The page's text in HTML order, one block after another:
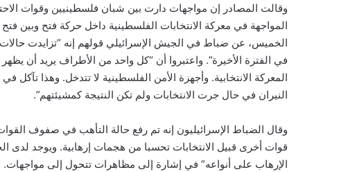
وقالت المصادر إن مواجهات دارت بين شبان فلسطينيين وقوات
المواجهة في معركة الانتخابات الفلسطينية داخل حركة فتح وبين
الخميس، عن ضباط في الجيش الإسرائيلي قولهم إنه “تزايدت
في الفترة الأخيرة”. واعتبروا أن “كل واحد من الأطراف يريد أن
المعركة الانتخابية. وأجهزة الأمن الفلسطينية لا تتدخل. وهذا تآكل
النيران في حال جرت الانتخابات ولم تكن النتيجة كمشيئتهم”.
وقال الضباط الإسرائيليون إنه تم رفع حالة التأهب في صفوف
قوات أخرى قبيل الانتخابات تحسبا من هجمات إرهابية. ويوجد لدى
الإرهاب على أنواعه” في إشارة إلى مظاهرات تتحول إلى مواجهات.